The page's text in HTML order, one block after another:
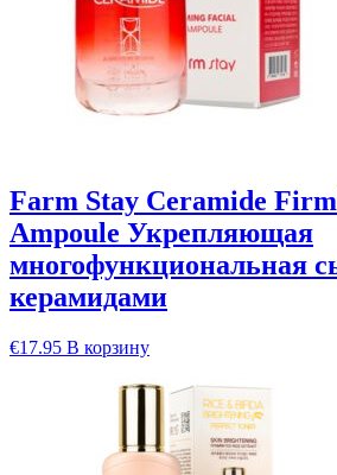
Farm Stay Ceramide
Ampoule Укрепляющая
многофункциональная
керамидами
€17.95 В корзину